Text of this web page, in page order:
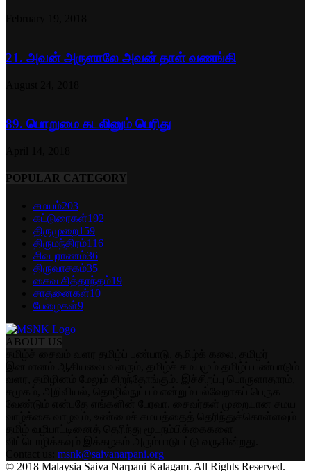
21. அவன் அருளாலே அவன் தாள் வணங்கி
89. பொறுமை கடலினும் பெரிது
POPULAR CATEGORY
சமயம்203
கட்டுரைகள்192
திருமுறை159
திருமந்திரம்116
சிவபுராணம்36
திருவாசகம்35
சைவ சித்தாந்தம்19
சாதனைகள்10
பேழைகள்9
ABOUT US
msnk@saivanarpani.org
© 2018 Malaysia Saiva Narpani Kalagam. All Rights Reserved.